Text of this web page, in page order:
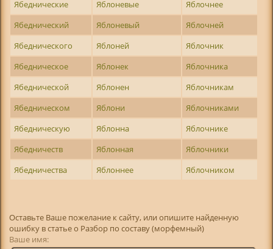
Ябеднические
Яблоневые
Яблочнее
Ябеднический
Яблоневый
Яблочней
Ябеднического
Яблоней
Яблочник
Ябедническое
Яблонек
Яблочника
Ябеднической
Яблонен
Яблочникам
Ябедническом
Яблони
Яблочниками
Ябедническую
Яблонна
Яблочнике
Ябедничеств
Яблонная
Яблочники
Ябедничества
Яблоннее Яблочником
Оставьте Ваше пожелание к сайту, или опишите найденную
ошибку в статье о Разбор по составу (морфемный)
Ваше имя: